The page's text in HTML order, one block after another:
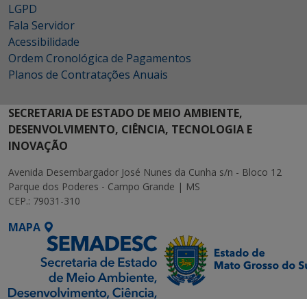
LGPD
Fala Servidor
Acessibilidade
Ordem Cronológica de Pagamentos
Planos de Contratações Anuais
SECRETARIA DE ESTADO DE MEIO AMBIENTE,
DESENVOLVIMENTO, CIÊNCIA, TECNOLOGIA E
INOVAÇÃO
Avenida Desembargador José Nunes da Cunha s/n - Bloco 12
Parque dos Poderes - Campo Grande | MS
CEP.: 79031-310
MAPA